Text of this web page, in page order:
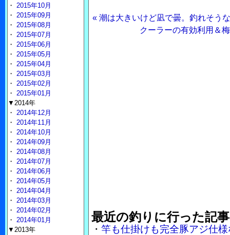
« 潮は大きいけど凪で曇。釣れそう
クーラーの有効利用＆
最近の釣りに行った記事
・ 竿も仕掛けも完全豚アジ仕
・ 2015年10月
・ 2015年09月
・ 2015年08月
・ 2015年07月
・ 2015年06月
・ 2015年05月
・ 2015年04月
・ 2015年03月
・ 2015年02月
・ 2015年01月
▼2014年
・ 2014年12月
・ 2014年11月
・ 2014年10月
・ 2014年09月
・ 2014年08月
・ 2014年07月
・ 2014年06月
・ 2014年05月
・ 2014年04月
・ 2014年03月
・ 2014年02月
・ 2014年01月
▼2013年